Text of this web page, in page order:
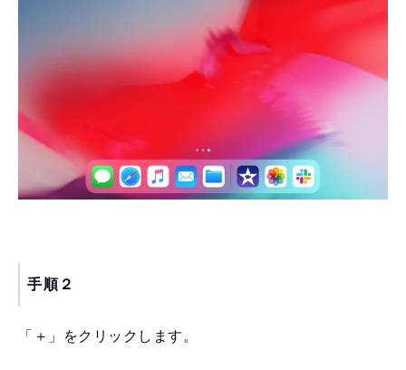
手順２
「＋」をクリックします。